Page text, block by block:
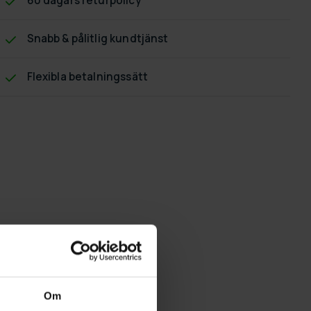
Om
Snabb & pålitlig kundtjänst
Flexibla betalningssätt